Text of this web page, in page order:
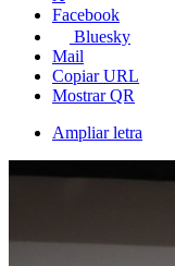
Facebook
Bluesky
Mail
Copiar URL
Mostrar QR
Ampliar letra